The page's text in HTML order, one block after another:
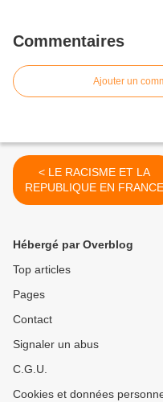
Commentaires
Ajouter un
< LE RACISME ET LA
REPUBLIQUE EN FRANCE
Hébergé par Overblog
Top articles
Pages
Contact
Signaler un abus
C.G.U.
Cookies et données